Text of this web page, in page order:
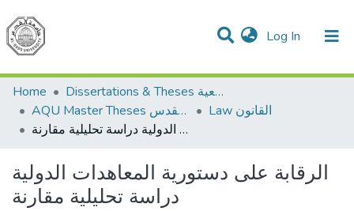
Log In (current)
Communities & Collections
All of DSpace
Home
Dissertations & Theses الرسائل الجامعية
AQU Master Theses الرسائل الجامعية الخاصة بجامعة القدس
Law القانون
الرقابة على دستورية المعاهدات الدولية دراسة تحليلية مقارنة
الرقابة على دستورية المعاهدات الدولية
دراسة تحليلية مقارنة